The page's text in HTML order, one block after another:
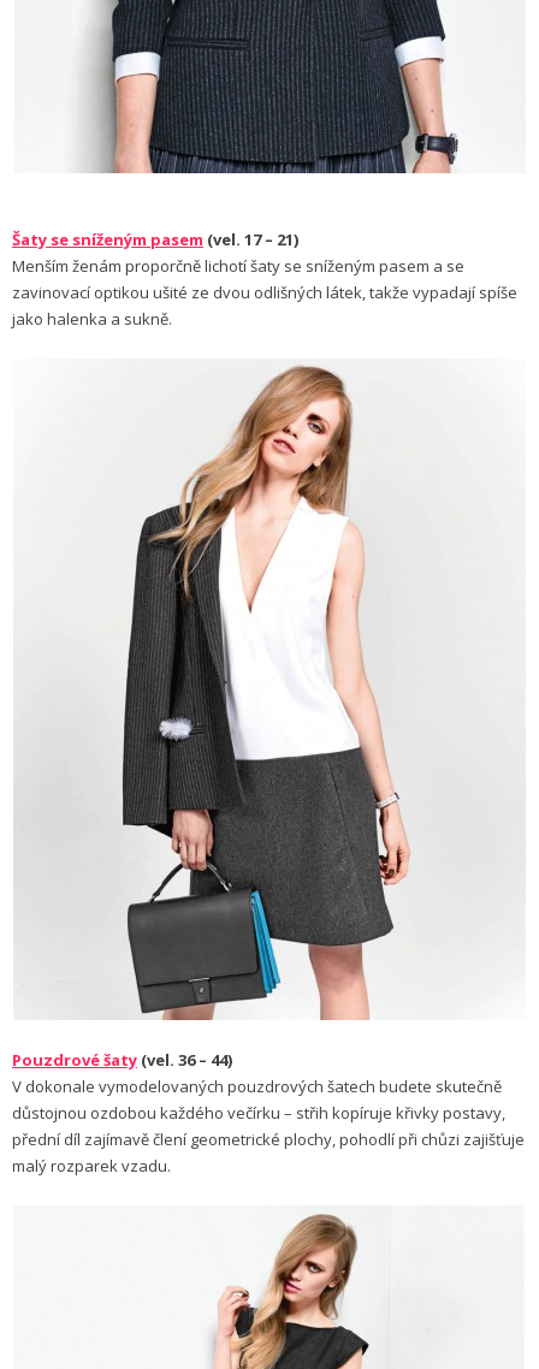
Šaty se sníženým pasem (vel. 17 – 21)
Menším ženám pro­porčně lichotí šaty se sníženým pasem a se
zavinovací optikou ušité ze dvou odlišných látek, takže vypadají spíše
jako halenka a sukně.
Pouzdrové šaty (vel. 36 – 44)
V dokonale vymo­delovaných pouzdrových šatech budete skutečně
důstojnou ozdobou každého večírku – střih kopíruje křivky postavy,
přední díl zajímavě člení geometrické plochy, pohodlí při chůzi zajišťuje
malý rozparek vzadu.